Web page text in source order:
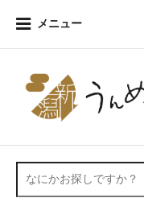
メニュー